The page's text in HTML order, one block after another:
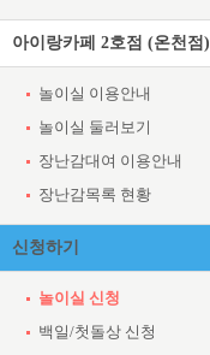
아이랑카페 2호점 (온천점)
놀이실 이용안내
놀이실 둘러보기
장난감대여 이용안내
장난감목록 현황
신청하기
놀이실 신청
백일/첫돌상 신청